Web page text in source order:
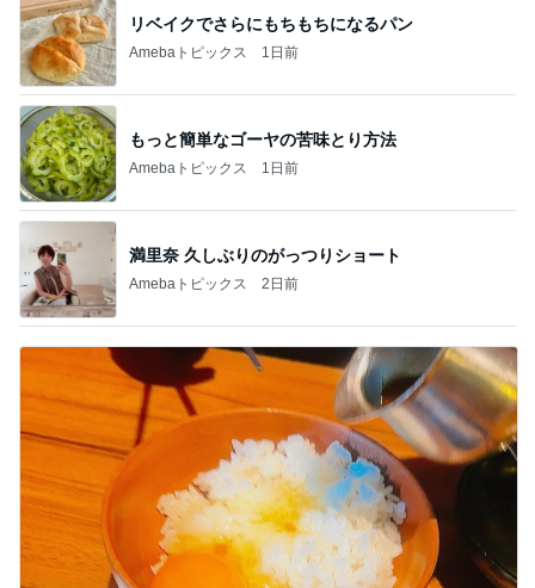
リベイクでさらにもちもちになるパン
Amebaトピックス 1日前
もっと簡単なゴーヤの苦味とり方法
Amebaトピックス 1日前
満里奈 久しぶりのがっつりショート
Amebaトピックス 2日前